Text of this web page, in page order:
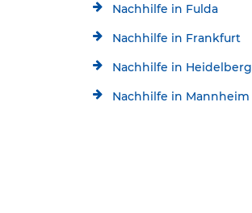
Nachhilfe in Fulda
Nachhilfe in Frankfurt
Nachhilfe in Heidelberg
Nachhilfe in Mannheim